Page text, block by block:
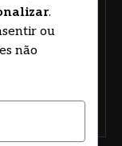
.
ou
não